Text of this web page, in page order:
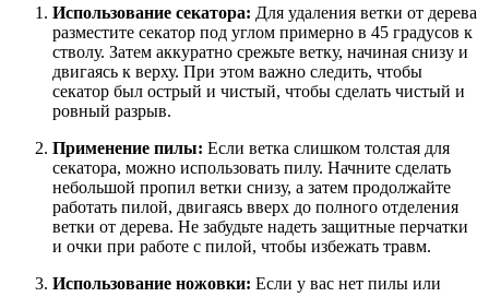
Использование секатора: Для удаления ветки от дерева
разместите секатор под углом примерно в 45 градусов к
стволу. Затем аккуратно срежьте ветку, начиная снизу и
двигаясь к верху. При этом важно следить, чтобы
секатор был острый и чистый, чтобы сделать чистый и
ровный разрыв.
Применение пилы: Если ветка слишком толстая для
секатора, можно использовать пилу. Начните сделать
небольшой пропил ветки снизу, а затем продолжайте
работать пилой, двигаясь вверх до полного отделения
ветки от дерева. Не забудьте надеть защитные перчатки
и очки при работе с пилой, чтобы избежать травм.
Использование ножовки: Если у вас нет пилы или